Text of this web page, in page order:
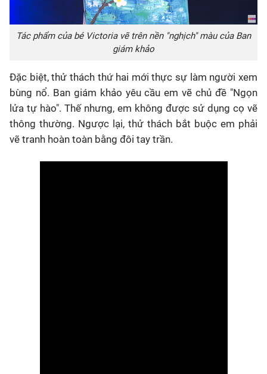
Tác phẩm của bé Victoria vẽ trên nền "nghịch" màu của Ban
giám khảo
Đặc biệt, thử thách thứ hai mới thực sự làm người xem
bùng nổ. Ban giám khảo yêu cầu em vẽ chủ đề "Ngọn
lửa tự hào". Thế nhưng, em không được sử dụng cọ vẽ
thông thường. Ngược lại, thử thách bắt buộc em phải
vẽ tranh hoàn toàn bằng đôi tay trần.